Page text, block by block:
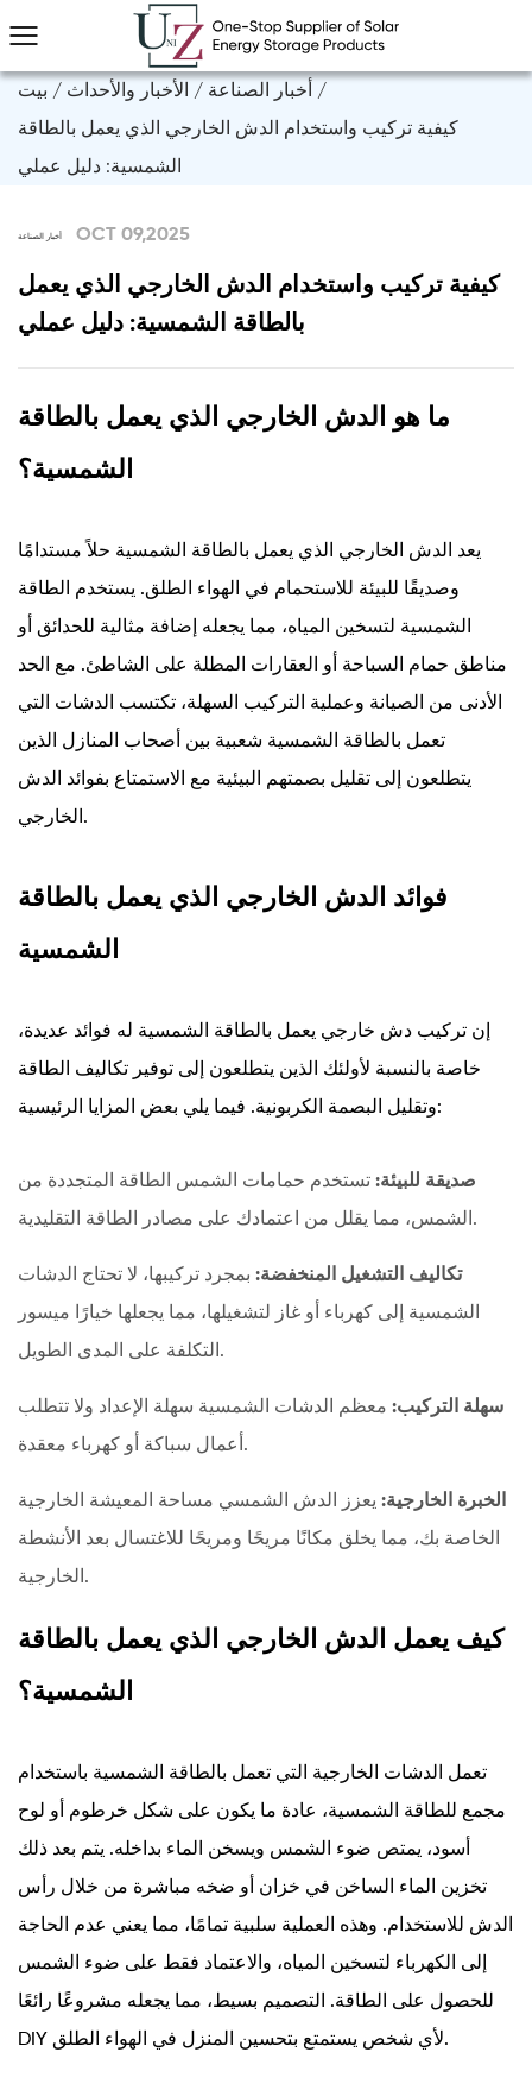
بيت / الأخبار والأحداث / أخبار الصناعة /
كيفية تركيب واستخدام الدش الخارجي الذي يعمل بالطاقة
الشمسية: دليل عملي
أخبار الصناعة OCT 09,2025
كيفية تركيب واستخدام الدش الخارجي الذي يعمل
بالطاقة الشمسية: دليل عملي
ما هو الدش الخارجي الذي يعمل بالطاقة
الشمسية؟
يعد الدش الخارجي الذي يعمل بالطاقة الشمسية حلاً مستدامًا
وصديقًا للبيئة للاستحمام في الهواء الطلق. يستخدم الطاقة
الشمسية لتسخين المياه، مما يجعله إضافة مثالية للحدائق أو
مناطق حمام السباحة أو العقارات المطلة على الشاطئ. مع الحد
الأدنى من الصيانة وعملية التركيب السهلة، تكتسب الدشات التي
تعمل بالطاقة الشمسية شعبية بين أصحاب المنازل الذين
يتطلعون إلى تقليل بصمتهم البيئية مع الاستمتاع بفوائد الدش
الخارجي.
فوائد الدش الخارجي الذي يعمل بالطاقة
الشمسية
إن تركيب دش خارجي يعمل بالطاقة الشمسية له فوائد عديدة،
خاصة بالنسبة لأولئك الذين يتطلعون إلى توفير تكاليف الطاقة
وتقليل البصمة الكربونية. فيما يلي بعض المزايا الرئيسية:
صديقة للبيئة: تستخدم حمامات الشمس الطاقة المتجددة من
الشمس، مما يقلل من اعتمادك على مصادر الطاقة التقليدية.
تكاليف التشغيل المنخفضة: بمجرد تركيبها، لا تحتاج الدشات
الشمسية إلى كهرباء أو غاز لتشغيلها، مما يجعلها خيارًا ميسور
التكلفة على المدى الطويل.
سهلة التركيب: معظم الدشات الشمسية سهلة الإعداد ولا تتطلب
أعمال سباكة أو كهرباء معقدة.
الخبرة الخارجية: يعزز الدش الشمسي مساحة المعيشة الخارجية
الخاصة بك، مما يخلق مكانًا مريحًا ومريحًا للاغتسال بعد الأنشطة
الخارجية.
كيف يعمل الدش الخارجي الذي يعمل بالطاقة
الشمسية؟
تعمل الدشات الخارجية التي تعمل بالطاقة الشمسية باستخدام
مجمع للطاقة الشمسية، عادة ما يكون على شكل خرطوم أو لوح
أسود، يمتص ضوء الشمس ويسخن الماء بداخله. يتم بعد ذلك
تخزين الماء الساخن في خزان أو ضخه مباشرة من خلال رأس
الدش للاستخدام. وهذه العملية سلبية تمامًا، مما يعني عدم الحاجة
إلى الكهرباء لتسخين المياه، والاعتماد فقط على ضوء الشمس
للحصول على الطاقة. التصميم بسيط، مما يجعله مشروعًا رائعًا
DIY لأي شخص يستمتع بتحسين المنزل في الهواء الطلق.